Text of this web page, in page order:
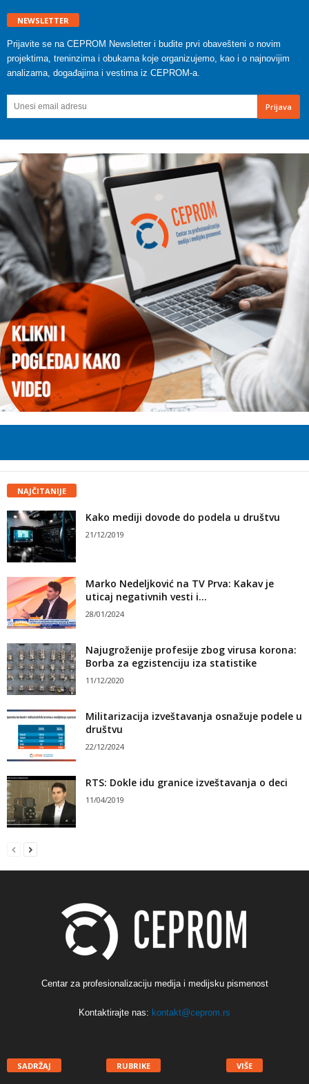
NEWSLETTER
Prijavite se na CEPROM Newsletter i budite prvi obavešteni o novim
projektima, treninzima i obukama koje organizujemo, kao i o najnovijim
analizama, događajima i vestima iz CEPROM-a.
NAJČITANIJE
Kako mediji dovode do podela u društvu
21/12/2019
Marko Nedeljković na TV Prva: Kakav je
uticaj negativnih vesti i...
28/01/2024
Najugroženije profesije zbog virusa korona:
Borba za egzistenciju iza statistike
11/12/2020
Militarizacija izveštavanja osnažuje podele u
društvu
22/12/2024
RTS: Dokle idu granice izveštavanja o deci
11/04/2019
Centar za profesionalizaciju medija i medijsku pismenost
Kontaktirajte nas: kontakt@ceprom.rs
SADRŽAJ RUBRIKE VIŠE